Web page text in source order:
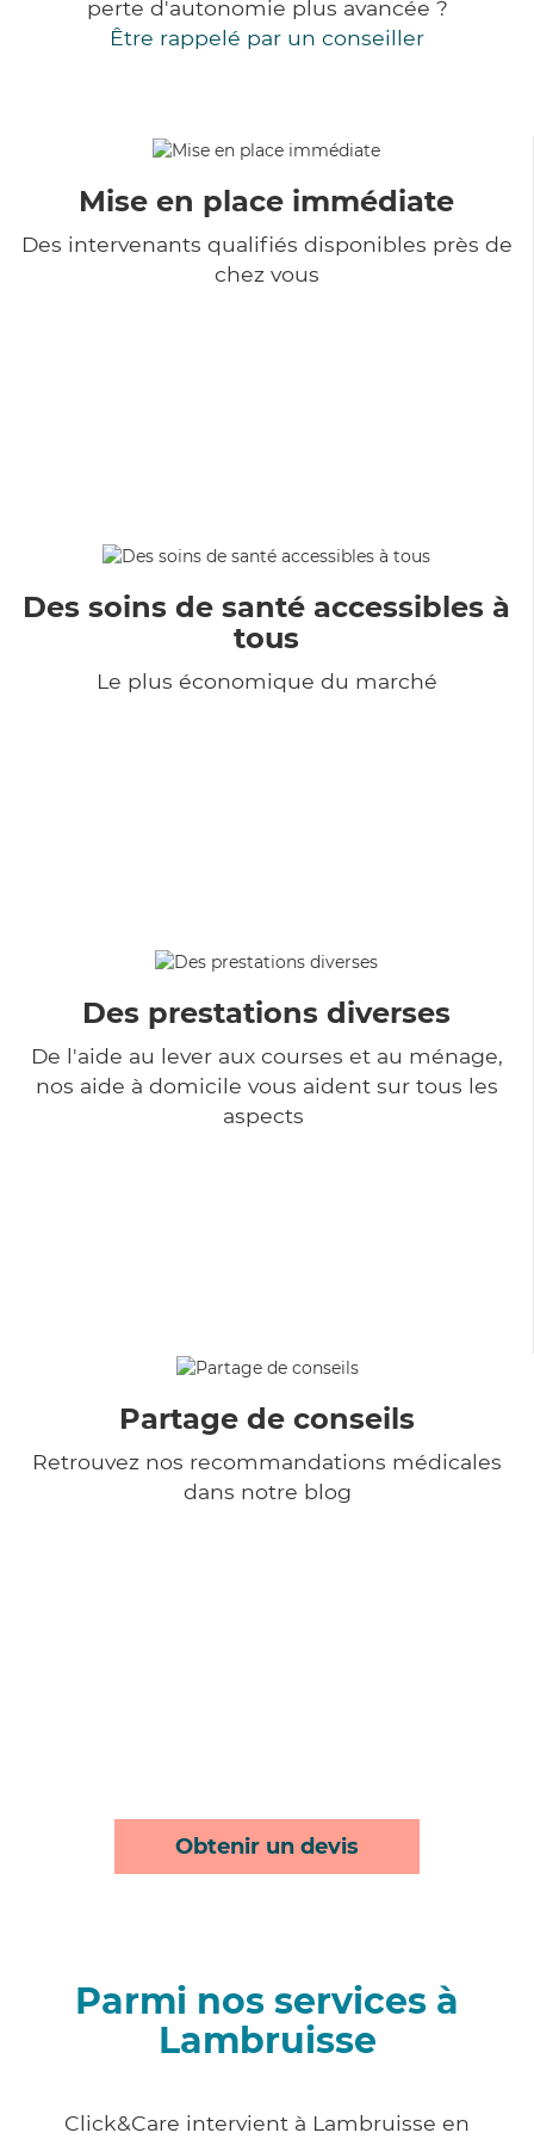
perte d'autonomie plus avancée ?
Être rappelé par un conseiller
Mise en place immédiate
Des intervenants qualifiés disponibles près de
chez vous
Des soins de santé accessibles à
tous
Le plus économique du marché
Des prestations diverses
De l'aide au lever aux courses et au ménage,
nos aide à domicile vous aident sur tous les
aspects
Partage de conseils
Retrouvez nos recommandations médicales
dans notre blog
Obtenir un devis
Parmi nos services à
Lambruisse
Click&Care intervient à Lambruisse en